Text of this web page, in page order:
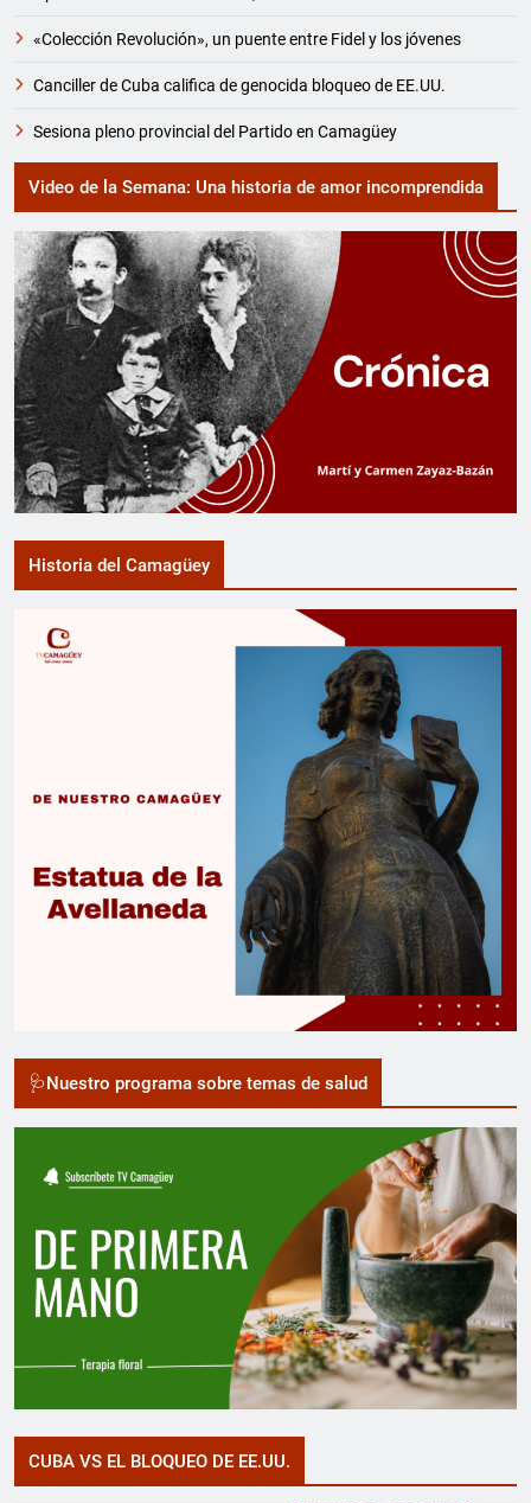
«Colección Revolución», un puente entre Fidel y los jóvenes
Canciller de Cuba califica de genocida bloqueo de EE.UU.
Sesiona pleno provincial del Partido en Camagüey
Video de la Semana: Una historia de amor incomprendida
Historia del Camagüey
🩺Nuestro programa sobre temas de salud
CUBA VS EL BLOQUEO DE EE.UU.